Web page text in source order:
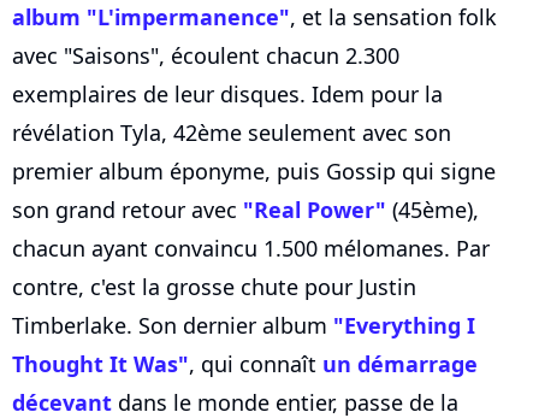
album "L'impermanence", et la sensation folk
avec "Saisons", écoulent chacun 2.300
exemplaires de leur disques. Idem pour la
révélation Tyla, 42ème seulement avec son
premier album éponyme, puis Gossip qui signe
son grand retour avec "Real Power" (45ème),
chacun ayant convaincu 1.500 mélomanes. Par
contre, c'est la grosse chute pour Justin
Timberlake. Son dernier album "Everything I
Thought It Was", qui connaît un démarrage
décevant dans le monde entier, passe de la